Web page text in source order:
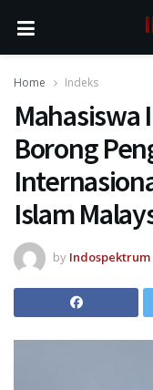
Home Indeks
Mahasiswa
Borong
Islam
by Indospektrum